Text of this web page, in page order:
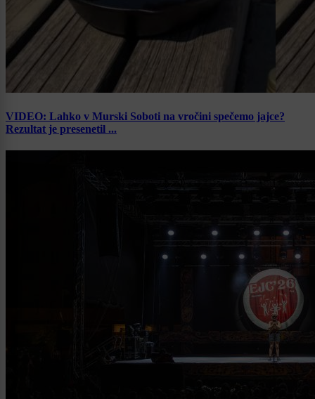
VIDEO: Lahko v Murski Soboti na vročini spečemo jajce?
Rezultat je presenetil ...